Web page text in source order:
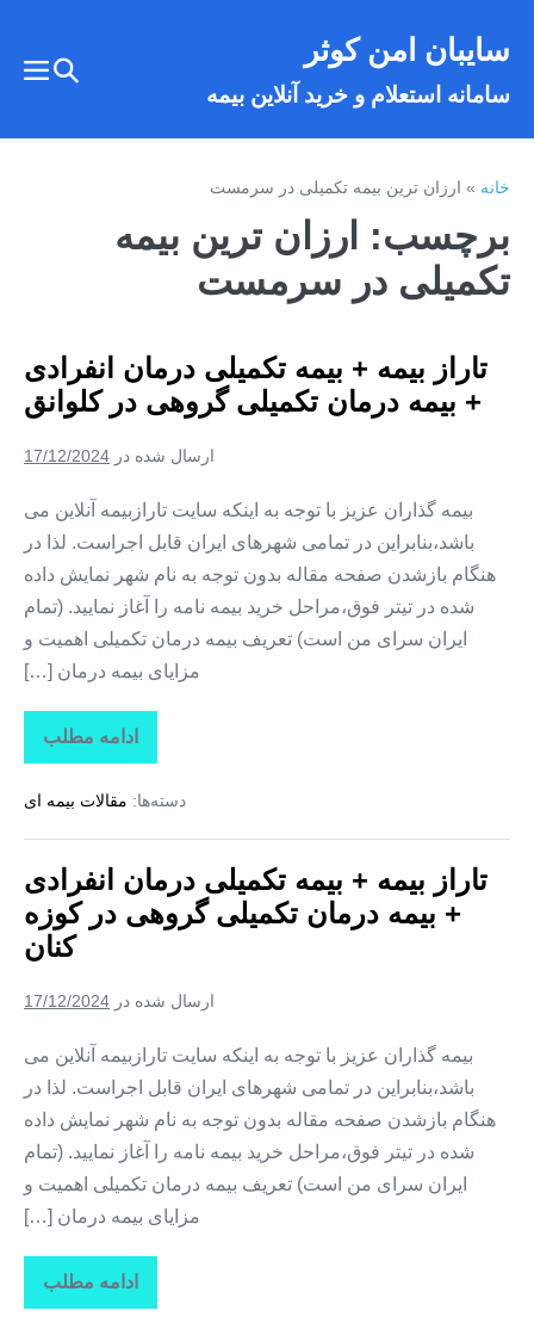
سایبان امن کوثر
سامانه استعلام و خرید آنلاین بیمه
تغییر
خانه»ارزان ترین بیمه تکمیلی در سرمست
برچسب: ارزان ترین بیمه
تکمیلی در سرمست
تاراز بیمه + بیمه تکمیلی درمان انفرادی
+ بیمه درمان تکمیلی گروهی در کلوانق
ارسال شده در 17/12/2024
بیمه گذاران عزیز با توجه به اینکه سایت تارازبیمه آنلاین می
باشد،بنابراین در تمامی شهرهای ایران قابل اجراست. لذا در
هنگام بازشدن صفحه مقاله بدون توجه به نام شهر نمایش داده
شده در تیتر فوق،مراحل خرید بیمه نامه را آغاز نمایید. (تمام
ایران سرای من است) تعریف بیمه درمان تکمیلی اهمیت و
مزایای بیمه درمان […]
ادامه مطلب
تاراز
بیمه
بیمه
درمان
+
بیمه
درمان
تکمیلی
گروهی
کلوانق
دسته‌ها: مقالات بیمه ای
تاراز بیمه + بیمه تکمیلی درمان انفرادی
+ بیمه درمان تکمیلی گروهی در کوزه
کنان
ارسال شده در 17/12/2024
بیمه گذاران عزیز با توجه به اینکه سایت تارازبیمه آنلاین می
باشد،بنابراین در تمامی شهرهای ایران قابل اجراست. لذا در
هنگام بازشدن صفحه مقاله بدون توجه به نام شهر نمایش داده
شده در تیتر فوق،مراحل خرید بیمه نامه را آغاز نمایید. (تمام
ایران سرای من است) تعریف بیمه درمان تکمیلی اهمیت و
مزایای بیمه درمان […]
ادامه مطلب
تاراز
بیمه